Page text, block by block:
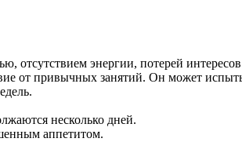
отсутствием энергии, потерей
от привычных занятий. Он может
несколько дней.
аппетитом.